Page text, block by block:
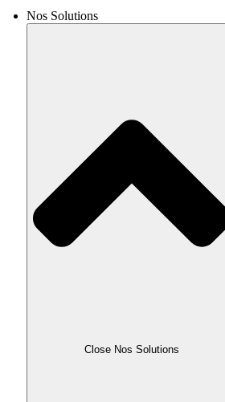
Nos Solutions
Close Nos Solutions